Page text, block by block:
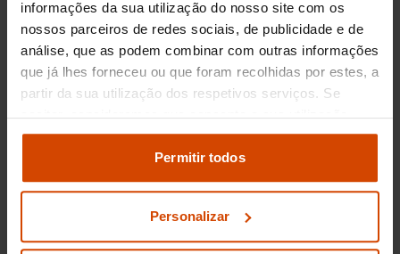
informações da sua utilização do nosso site com os
nossos parceiros de redes sociais, de publicidade e de
análise, que as podem combinar com outras informações
que já lhes forneceu ou que foram recolhidas por estes, a
partir da sua utilização dos respetivos serviços. Se
aceitar, consideramos que consente a sua utilização.
Pode modificar as suas opções de consentimento e
definições de cookies
definições e saber mais na nossapolítica de
Permitir todos
Personalizar